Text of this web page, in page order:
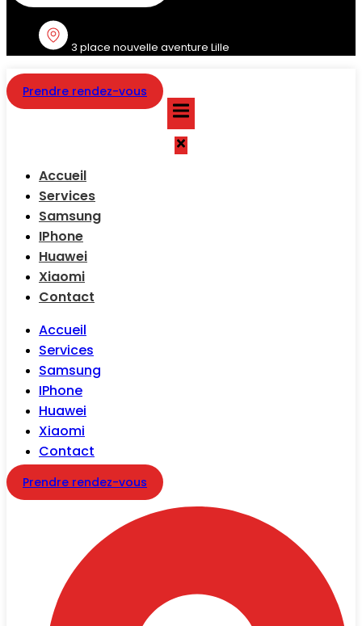
3 place nouvelle aventure Lille
Prendre rendez-vous
Accueil
Services
Samsung
IPhone
Huawei
Xiaomi
Contact
Accueil
Services
Samsung
IPhone
Huawei
Xiaomi
Contact
Prendre rendez-vous